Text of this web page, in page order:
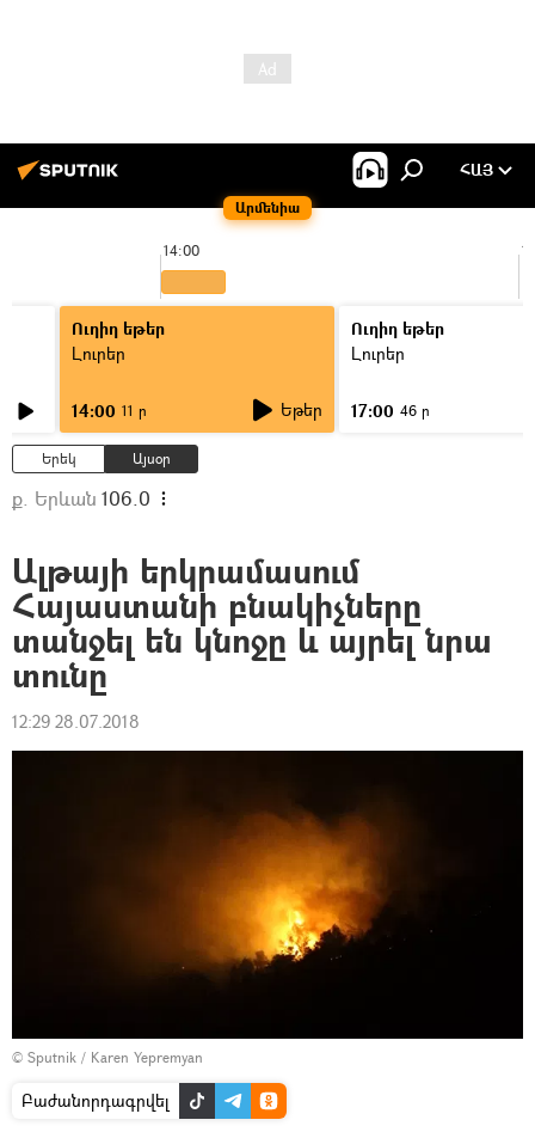
Արմենիա
ՀԱՅ
14:00
Ուղիղ եթեր
Լուրեր
14:00 11 ր Եթեր
Ուղիղ եթեր
Լուրեր
17:00 46 ր
Երեկ Այսօր
ք. Երևան 106.0
Ալթայի երկրամասում
Հայաստանի բնակիչները
տանջել են կնոջը և այրել նրա
տունը
12:29 28.07.2018
© Sputnik / Karen Yepremyan
Բաժանորդագրվել